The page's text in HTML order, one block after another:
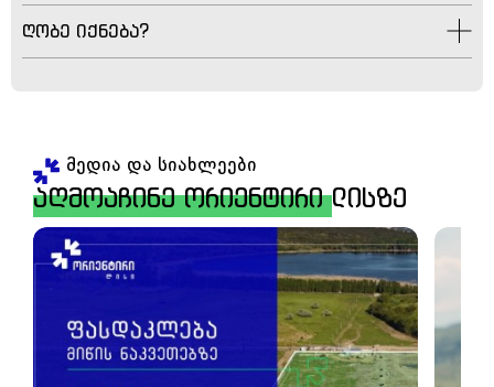
ღობე იქნება?
მედია და სიახლეები
აღმოაჩინე ორიენტირი ლისზე